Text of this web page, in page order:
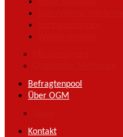
Befragtenpool
Über OGM
Kontakt